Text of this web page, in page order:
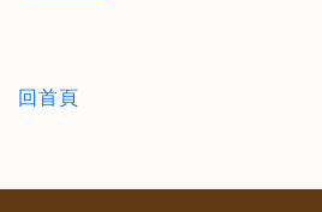
回首頁